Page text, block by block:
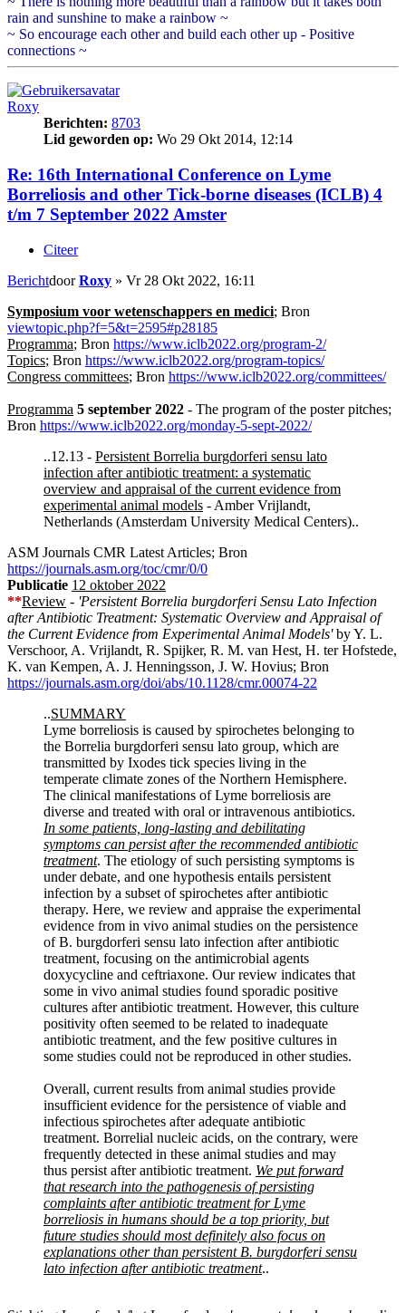
rain and sunshine to make a rainbow ~
~ So encourage each other and build each other up - Positive
connections ~
Roxy
Berichten: 8703
Lid geworden op: Wo 29 Okt 2014, 12:14
Re: 16th International Conference on Lyme
Borreliosis and other Tick-borne diseases (ICLB) 4
t/m 7 September 2022 Amster
Citeer
BerichtdoorRoxy » Vr 28 Okt 2022, 16:11
Symposium voor wetenschappers en medici; Bron
viewtopic.php?f=5&t=2595#p28185
Programma; Bron https://www.iclb2022.org/program-2/
Topics; Bron https://www.iclb2022.org/program-topics/
Congress committees; Bron https://www.iclb2022.org/committees/
Programma 5 september 2022 - The program of the poster pitches;
Bron https://www.iclb2022.org/monday-5-sept-2022/
..12.13 - Persistent Borrelia burgdorferi sensu lato
infection after antibiotic treatment: a systematic
overview and appraisal of the current evidence from
experimental animal models - Amber Vrijlandt,
Netherlands (Amsterdam University Medical Centers)..
ASM Journals CMR Latest Articles; Bron
https://journals.asm.org/toc/cmr/0/0
Publicatie 12 oktober 2022
**Review - 'Persistent Borrelia burgdorferi Sensu Lato Infection
after Antibiotic Treatment: Systematic Overview and Appraisal of
the Current Evidence from Experimental Animal Models'by Y. L.
Verschoor, A. Vrijlandt, R. Spijker, R. M. van Hest, H. ter Hofstede,
K. van Kempen, A. J. Henningsson, J. W. Hovius; Bron
https://journals.asm.org/doi/abs/10.1128/cmr.00074-22
..SUMMARY
Lyme borreliosis is caused by spirochetes belonging to
the Borrelia burgdorferi sensu lato group, which are
transmitted by Ixodes tick species living in the
temperate climate zones of the Northern Hemisphere.
The clinical manifestations of Lyme borreliosis are
diverse and treated with oral or intravenous antibiotics.
In some patients, long-lasting and debilitating
symptoms can persist after the recommended antibiotic
treatment. The etiology of such persisting symptoms is
under debate, and one hypothesis entails persistent
infection by a subset of spirochetes after antibiotic
therapy. Here, we review and appraise the experimental
evidence from in vivo animal studies on the persistence
of B. burgdorferi sensu lato infection after antibiotic
treatment, focusing on the antimicrobial agents
doxycycline and ceftriaxone. Our review indicates that
some in vivo animal studies found sporadic positive
cultures after antibiotic treatment. However, this culture
positivity often seemed to be related to inadequate
antibiotic treatment, and the few positive cultures in
some studies could not be reproduced in other studies.
Overall, current results from animal studies provide
insufficient evidence for the persistence of viable and
infectious spirochetes after adequate antibiotic
treatment. Borrelial nucleic acids, on the contrary, were
frequently detected in these animal studies and may
thus persist after antibiotic treatment. We put forward
that research into the pathogenesis of persisting
complaints after antibiotic treatment for Lyme
borreliosis in humans should be a top priority, but
future studies should most definitely also focus on
explanations other than persistent B. burgdorferi sensu
lato infection after antibiotic treatment..